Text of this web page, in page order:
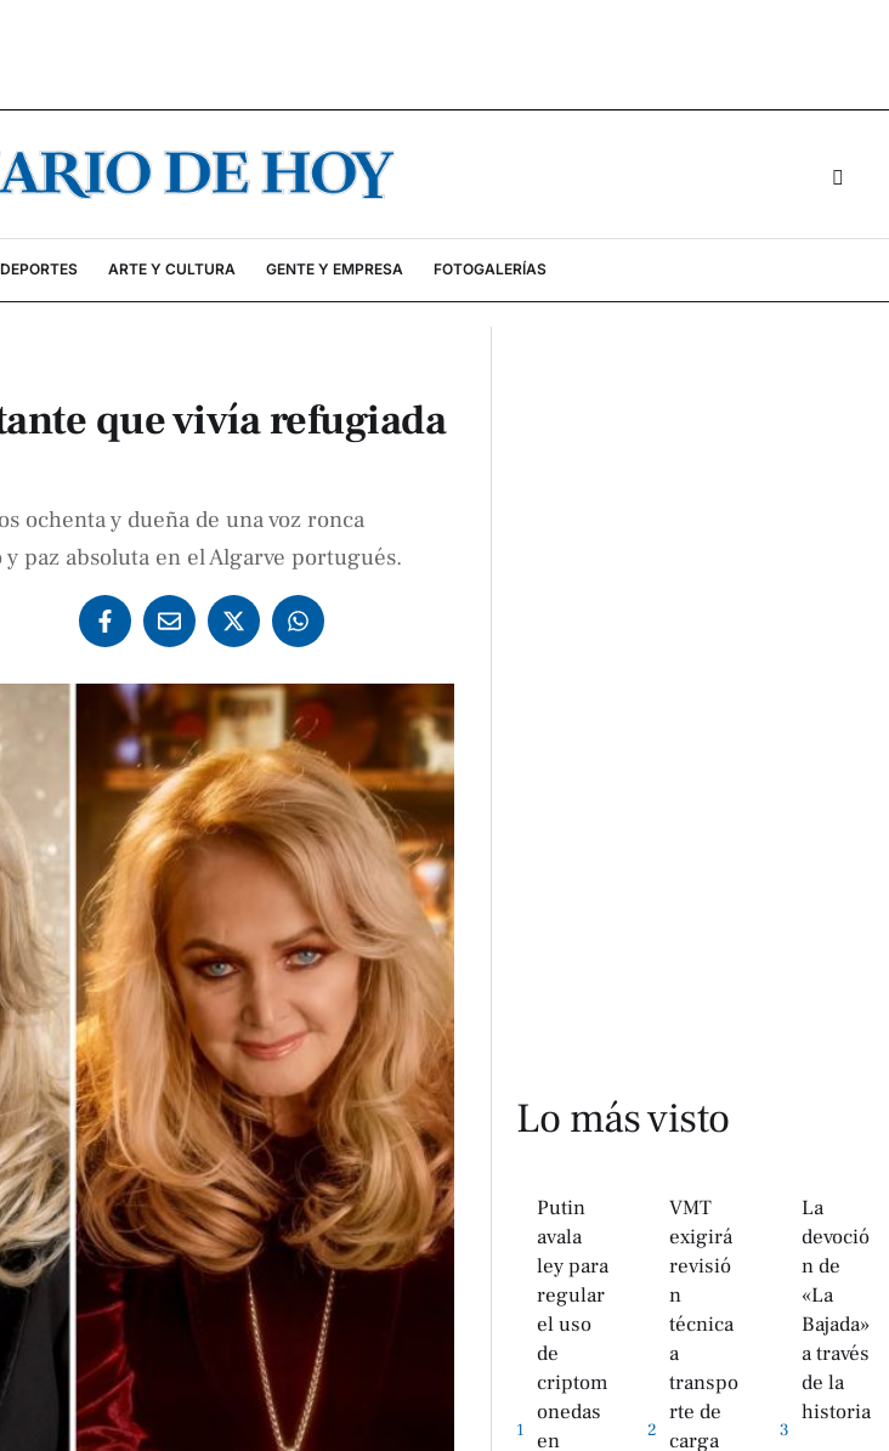
DEPORTES ARTE Y CULTURA GENTE Y EMPRESA FOTOGALERÍAS
que vivía refugiada
ochenta y dueña de una voz ronca
paz absoluta en el Algarve portugués.
Lo más visto
1
Putin
avala
ley para
regular
el uso
de
criptom
onedas
en
2
VMT
exigirá
revisió
n
técnica
a
transpo
rte de
carga
3
La
devoció
n de
«La
Bajada»
a través
de la
historia